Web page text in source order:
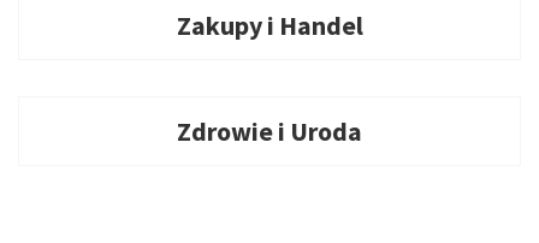
Zakupy i Handel
Zdrowie i Uroda